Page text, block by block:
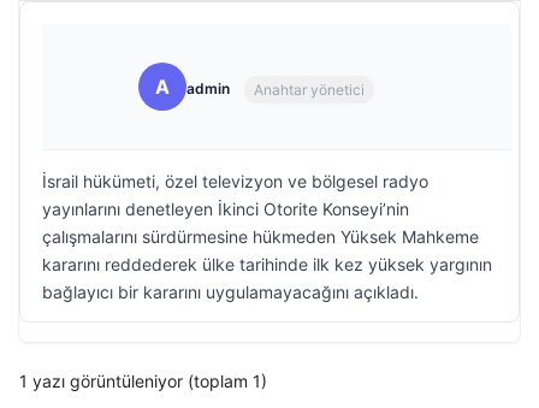
A admin Anahtar yönetici
İsrail hükümeti, özel televizyon ve bölgesel radyo
yayınlarını denetleyen İkinci Otorite Konseyi’nin
çalışmalarını sürdürmesine hükmeden Yüksek Mahkeme
kararını reddederek ülke tarihinde ilk kez yüksek yargının
bağlayıcı bir kararını uygulamayacağını açıkladı.
1 yazı görüntüleniyor (toplam 1)